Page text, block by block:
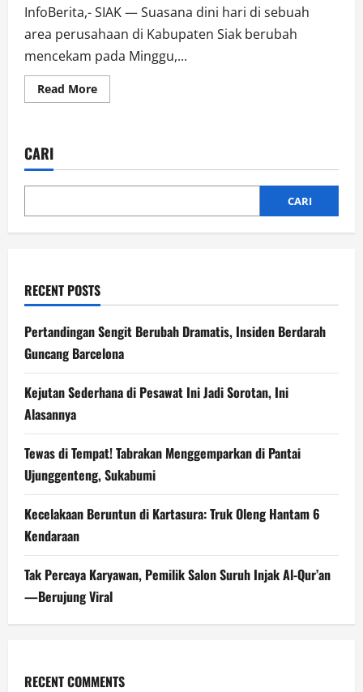
InfoBerita,- SIAK — Suasana dini hari di sebuah
area perusahaan di Kabupaten Siak berubah
mencekam pada Minggu,...
Read MoreRead
more
Ternyata
Penyebabnya
CARI
CARI
RECENT POSTS
Pertandingan Sengit Berubah Dramatis, Insiden Berdarah
Guncang Barcelona
Kejutan Sederhana di Pesawat Ini Jadi Sorotan, Ini
Alasannya
Tewas di Tempat! Tabrakan Menggemparkan di Pantai
Ujunggenteng, Sukabumi
Kecelakaan Beruntun di Kartasura: Truk Oleng Hantam 6
Kendaraan
Tak Percaya Karyawan, Pemilik Salon Suruh Injak Al-Qur’an
—Berujung Viral
RECENT COMMENTS